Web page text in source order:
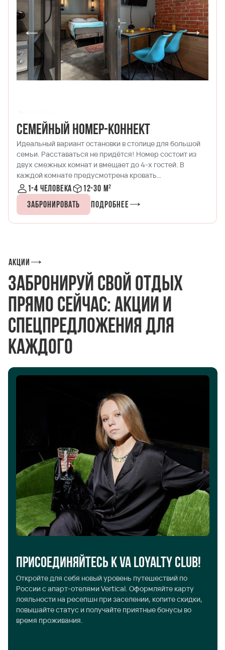
Семейный номер-коннект
Идеальный вариант остановки в столице для большой
семьи. Расставаться не придётся! Номер состоит из
двух смежных комнат и вмещает до 4-х гостей. В
каждой комнате предусмотрена кровать
(TWIN/DOUBLE), отдельная ванная комната и
небольшая кухонная зона для быстрого перекуса.
Лаконичный интерьер номера с древесно-кирпичными
акцентами не оставит никого равнодушным. Также есть
комфортно провести свободное время после прогулок.
1-4 человека
12-30 м²
Забронировать
Подробнее
Акции
Забронируй свой отдых
прямо сейчас: акции и
спецпредложения для
каждого
Присоединяйтесь к VA Loyalty Club!
Откройте для себя новый уровень путешествий по
России с апарт-отелями Vertical. Оформляйте карту
лояльности на ресепшн при заселении, копите скидки,
повышайте статус и получайте приятные бонусы во
время проживания.